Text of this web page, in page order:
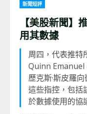
新聞短評
【美股新聞】
用其數據
周四，代表推特
Quinn
歷克斯·斯皮羅
這些指控，包括
於數據使用的協